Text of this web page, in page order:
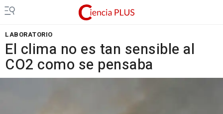
LABORATORIO
El clima no es tan sensible al
CO2 como se pensaba